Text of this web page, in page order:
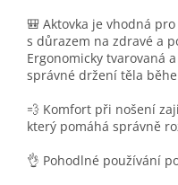
🎒 Aktovka je vhodná
s důrazem na zdravé a
Ergonomicky tvarovaná
správné držení těla
💨 Komfort při nošení
který pomáhá správně
👌 Pohodlné používání